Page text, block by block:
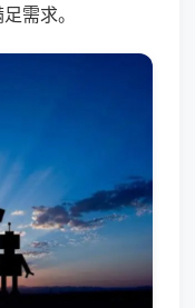
需求。